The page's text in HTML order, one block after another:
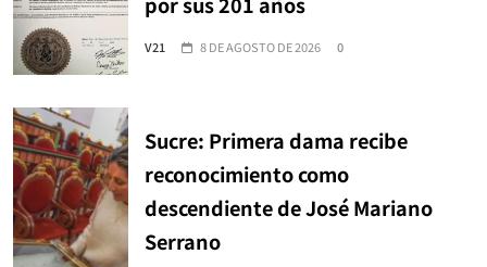
V21 8 DE AGOSTO DE 2026 0
Sucre: Primera dama recibe
reconocimiento como
descendiente de José Mariano
Serrano